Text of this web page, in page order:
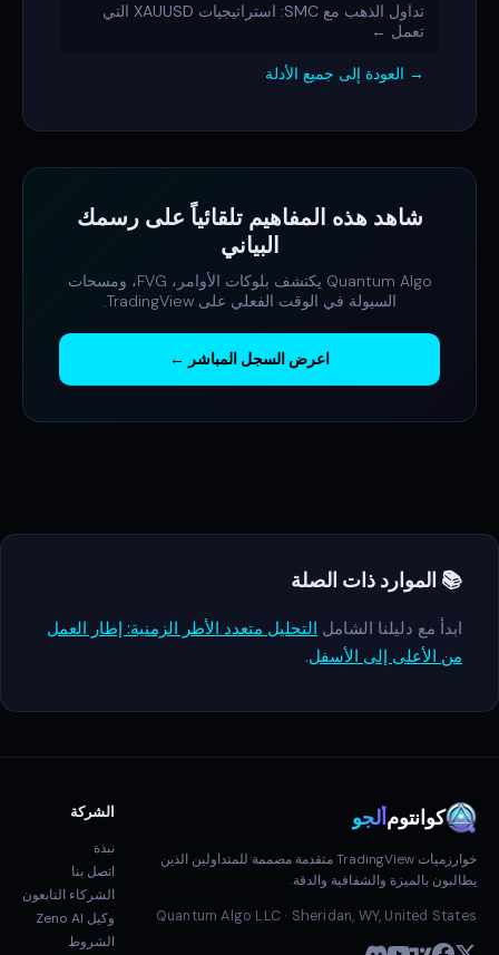
تداول الذهب مع SMC: استراتيجيات XAUUSD التي
تعمل ←
→ العودة إلى جميع الأدلة
شاهد هذه المفاهيم تلقائياً على رسمك
البياني
Quantum Algo يكتشف بلوكات الأوامر، FVG، ومسحات
السيولة في الوقت الفعلي على TradingView.
اعرض السجل المباشر ←
📚 الموارد ذات الصلة
ابدأ مع دليلنا الشامل التحليل متعدد الأطر الزمنية: إطار العمل
من الأعلى إلى الأسفل.
كوانتومألجو
خوارزميات TradingView متقدمة مصممة للمتداولين الذين
يطالبون بالميزة والشفافية والدقة.
Quantum Algo LLC · Sheridan, WY, United States
الشركة
نبذة
اتصل بنا
الشركاء التابعون
وكيل Zeno AI
الشروط